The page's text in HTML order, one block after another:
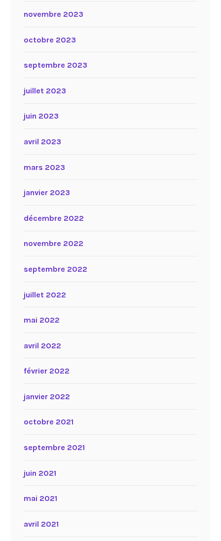
novembre 2023
octobre 2023
septembre 2023
juillet 2023
juin 2023
avril 2023
mars 2023
janvier 2023
décembre 2022
novembre 2022
septembre 2022
juillet 2022
mai 2022
avril 2022
février 2022
janvier 2022
octobre 2021
septembre 2021
juin 2021
mai 2021
avril 2021